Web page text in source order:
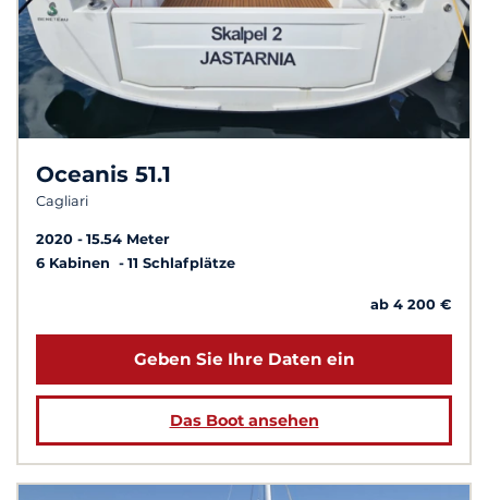
Oceanis 51.1
Cagliari
2020
15.54 Meter
6 Kabinen
11 Schlafplätze
ab 4 200 €
Geben Sie Ihre Daten ein
Das Boot ansehen